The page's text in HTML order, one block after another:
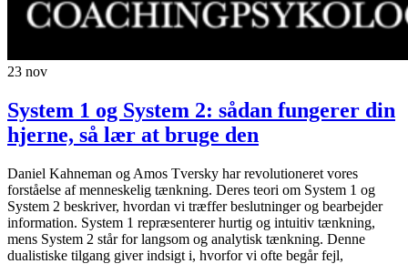
23 nov
System 1 og System 2: sådan fungerer din
hjerne, så lær at bruge den
Daniel Kahneman og Amos Tversky har revolutioneret vores
forståelse af menneskelig tænkning. Deres teori om System 1 og
System 2 beskriver, hvordan vi træffer beslutninger og bearbejder
information. System 1 repræsenterer hurtig og intuitiv tænkning,
mens System 2 står for langsom og analytisk tænkning. Denne
dualistiske tilgang giver indsigt i, hvorfor vi ofte begår fejl,